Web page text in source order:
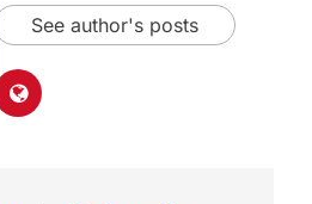
See author's posts